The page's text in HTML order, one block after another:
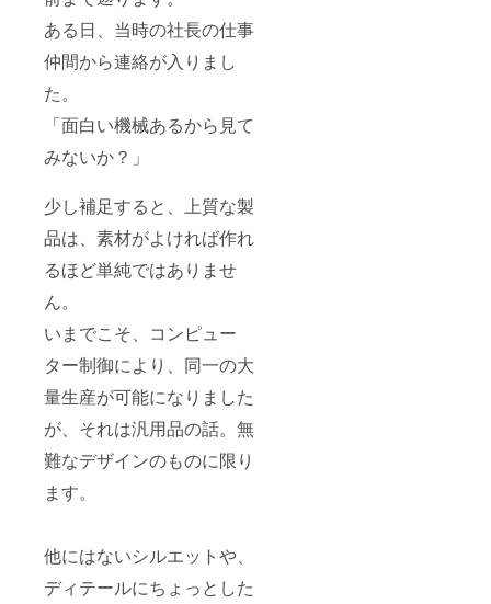
ある日、当時の社長の仕事
仲間から連絡が入りまし
た。
「面白い機械あるから見て
みないか？」
少し補足すると、上質な製
品は、素材がよければ作れ
るほど単純ではありませ
ん。
いまでこそ、コンピュー
ター制御により、同一の大
量生産が可能になりました
が、それは汎用品の話。無
難なデザインのものに限り
ます。
他にはないシルエットや、
ディテールにちょっとした